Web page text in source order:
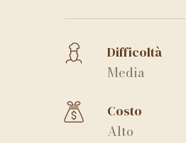
Difficoltà
Media
Costo
Alto